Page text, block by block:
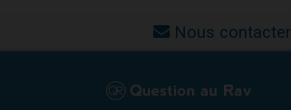
Nous contacter